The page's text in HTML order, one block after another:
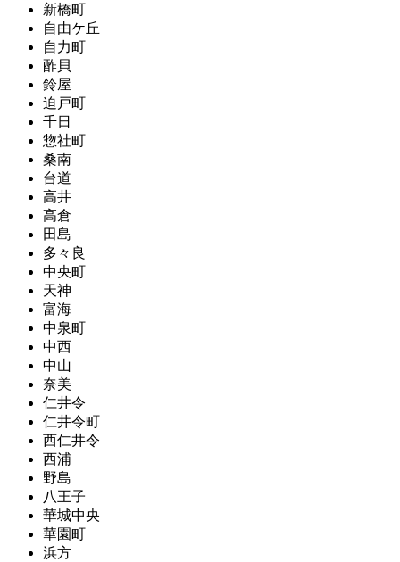
新橋町
自由ケ丘
自力町
酢貝
鈴屋
迫戸町
千日
惣社町
桑南
台道
高井
高倉
田島
多々良
中央町
天神
富海
中泉町
中西
中山
奈美
仁井令
仁井令町
西仁井令
西浦
野島
八王子
華城中央
華園町
浜方